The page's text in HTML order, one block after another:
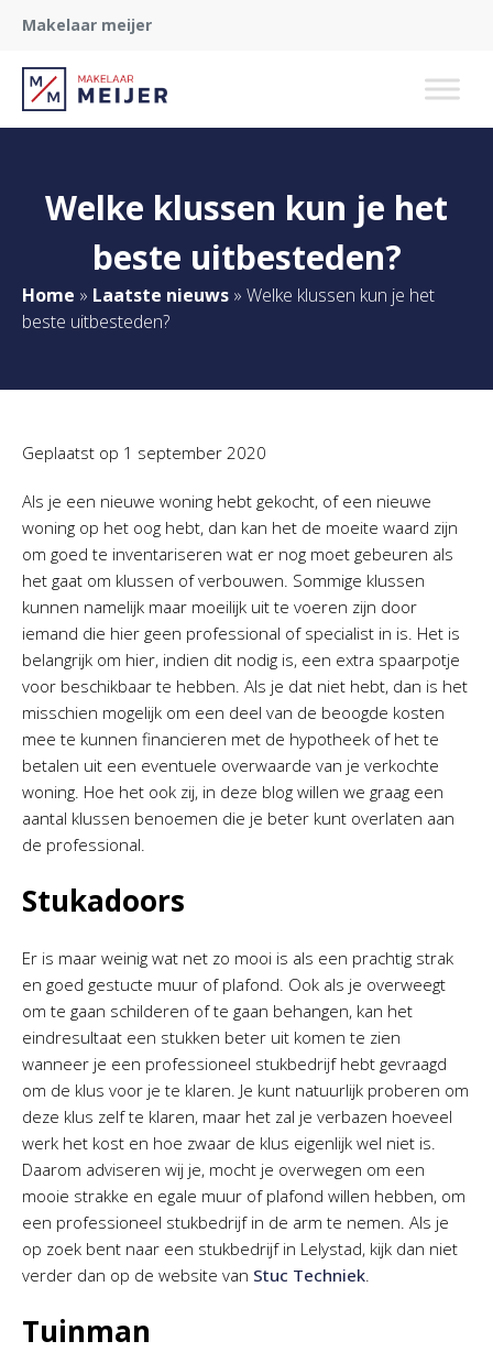
Makelaar meijer
Welke klussen kun je het
beste uitbesteden?
Home » Laatste nieuws » Welke klussen kun je het
beste uitbesteden?
Geplaatst op 1 september 2020
Als je een nieuwe woning hebt gekocht, of een nieuwe
woning op het oog hebt, dan kan het de moeite waard zijn
om goed te inventariseren wat er nog moet gebeuren als
het gaat om klussen of verbouwen. Sommige klussen
kunnen namelijk maar moeilijk uit te voeren zijn door
iemand die hier geen professional of specialist in is. Het is
belangrijk om hier, indien dit nodig is, een extra spaarpotje
voor beschikbaar te hebben. Als je dat niet hebt, dan is het
misschien mogelijk om een deel van de beoogde kosten
mee te kunnen financieren met de hypotheek of het te
betalen uit een eventuele overwaarde van je verkochte
woning. Hoe het ook zij, in deze blog willen we graag een
aantal klussen benoemen die je beter kunt overlaten aan
de professional.
Stukadoors
Er is maar weinig wat net zo mooi is als een prachtig strak
en goed gestucte muur of plafond. Ook als je overweegt
om te gaan schilderen of te gaan behangen, kan het
eindresultaat een stukken beter uit komen te zien
wanneer je een professioneel stukbedrijf hebt gevraagd
om de klus voor je te klaren. Je kunt natuurlijk proberen om
deze klus zelf te klaren, maar het zal je verbazen hoeveel
werk het kost en hoe zwaar de klus eigenlijk wel niet is.
Daarom adviseren wij je, mocht je overwegen om een
mooie strakke en egale muur of plafond willen hebben, om
een professioneel stukbedrijf in de arm te nemen. Als je
op zoek bent naar een stukbedrijf in Lelystad, kijk dan niet
verder dan op de website van Stuc Techniek.
Tuinman